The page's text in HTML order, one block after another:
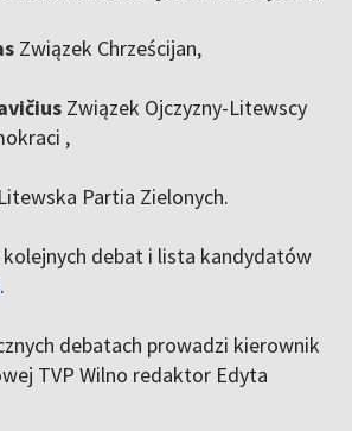
Związek Chrześcijan,
Związek Ojczyzny-Litewscy
,
Litewska Partia Zielonych.
debat i lista kandydatów
.
debatach prowadzi kierownik
TVP Wilno redaktor Edyta